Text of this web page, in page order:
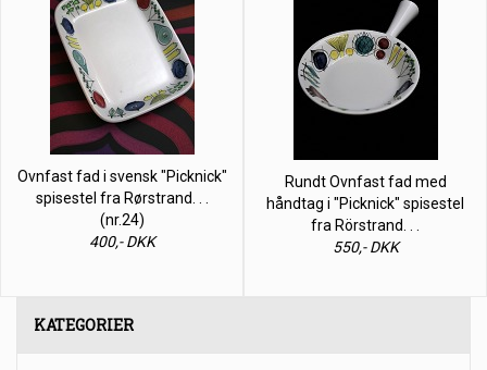
Ovnfast fad i svensk "Picknick"
spisestel fra Rørstrand. . .
(nr.24)
400,- DKK
Rundt Ovnfast fad med
håndtag i "Picknick" spisestel
fra Rörstrand. . .
550,- DKK
KATEGORIER